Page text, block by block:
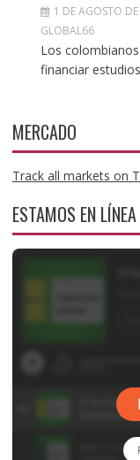
1 DE AGOSTO
GLOBAL66
Los
financiar
MERCADO
Track all markets on
ESTAMOS EN